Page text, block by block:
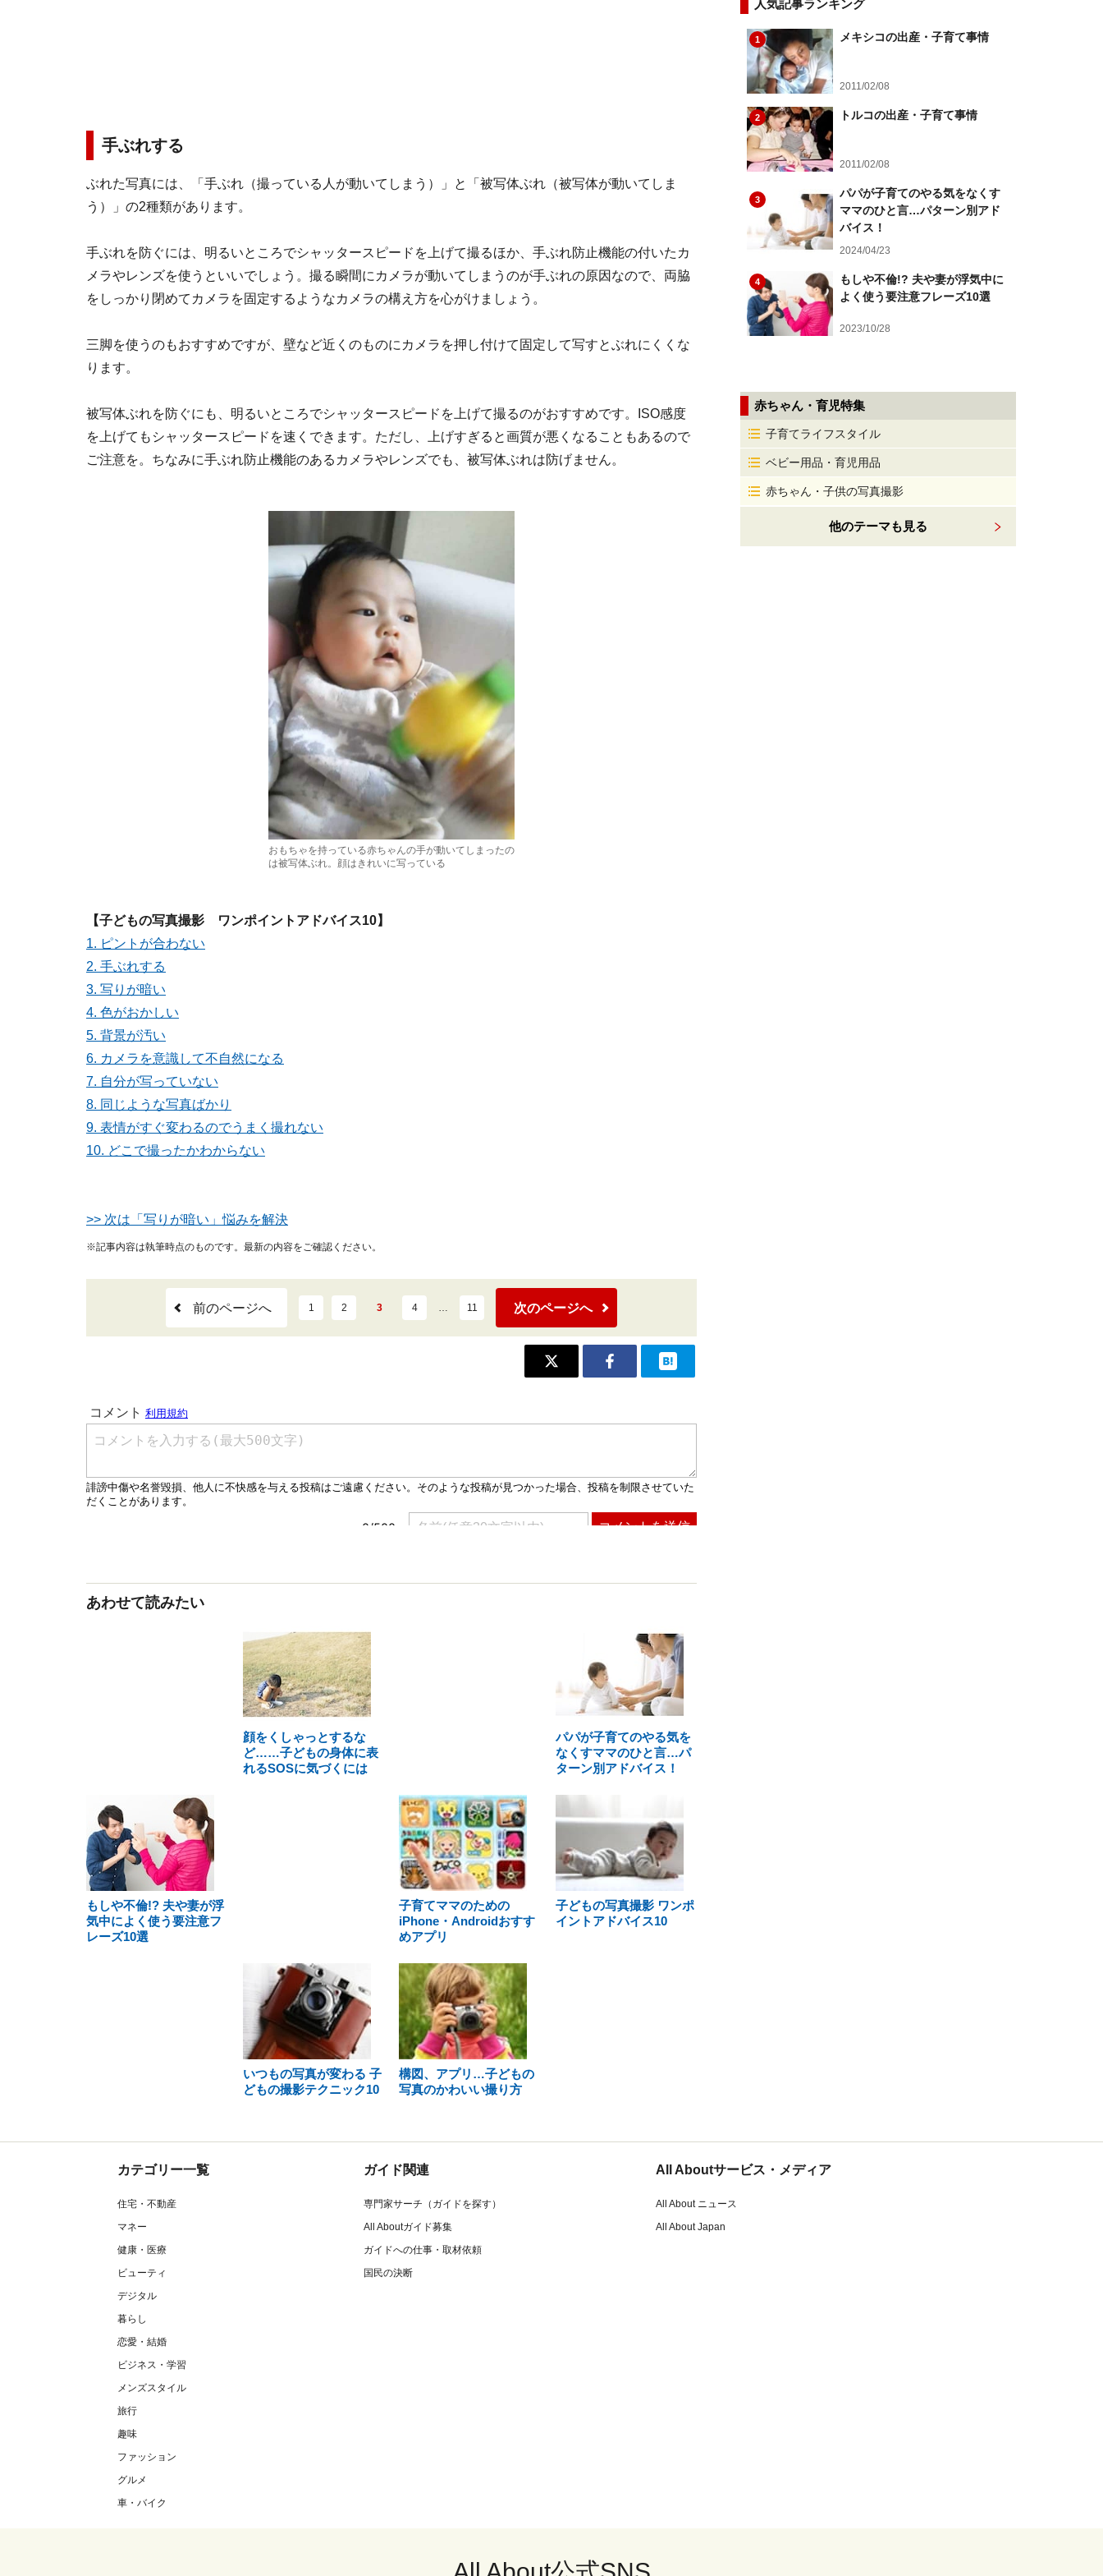
手ぶれする
ぶれた写真には、「手ぶれ（撮っている人が動いてしまう）」と「被写体ぶれ（被写体が動いてしま
う）」の2種類があります。
手ぶれを防ぐには、明るいところでシャッタースピードを上げて撮るほか、手ぶれ防止機能の付いたカ
メラやレンズを使うといいでしょう。撮る瞬間にカメラが動いてしまうのが手ぶれの原因なので、両脇
をしっかり閉めてカメラを固定するようなカメラの構え方を心がけましょう。
三脚を使うのもおすすめですが、壁など近くのものにカメラを押し付けて固定して写すとぶれにくくな
ります。
被写体ぶれを防ぐにも、明るいところでシャッタースピードを上げて撮るのがおすすめです。ISO感度
を上げてもシャッタースピードを速くできます。ただし、上げすぎると画質が悪くなることもあるので
ご注意を。ちなみに手ぶれ防止機能のあるカメラやレンズでも、被写体ぶれは防げません。
おもちゃを持っている赤ちゃんの手が動いてしまったの
は被写体ぶれ。顔はきれいに写っている
【子どもの写真撮影 ワンポイントアドバイス10】
1. ピントが合わない
2. 手ぶれする
3. 写りが暗い
4. 色がおかしい
5. 背景が汚い
6. カメラを意識して不自然になる
7. 自分が写っていない
8. 同じような写真ばかり
9. 表情がすぐ変わるのでうまく撮れない
10. どこで撮ったかわからない
>> 次は「写りが暗い」悩みを解決
※記事内容は執筆時点のものです。最新の内容をご確認ください。
前のページへ 1 2 3 4 … 11 次のページへ
あわせて読みたい
顔をくしゃっとするな
ど……子どもの身体に表
れるSOSに気づくには
パパが子育てのやる気を
なくすママのひと言…パ
ターン別アドバイス！
もしや不倫!? 夫や妻が浮
気中によく使う要注意フ
レーズ10選
子育てママのための
iPhone・Androidおすす
めアプリ
子どもの写真撮影 ワンポ
イントアドバイス10
いつもの写真が変わる 子
どもの撮影テクニック10
構図、アプリ…子どもの
写真のかわいい撮り方
人気記事ランキング
1 メキシコの出産・子育て事情
2011/02/08
2 トルコの出産・子育て事情
2011/02/08
3
パパが子育てのやる気をなくす
ママのひと言…パターン別アド
バイス！
2024/04/23
4
もしや不倫!? 夫や妻が浮気中に
よく使う要注意フレーズ10選
2023/10/28
赤ちゃん・育児特集
子育てライフスタイル
ベビー用品・育児用品
赤ちゃん・子供の写真撮影
他のテーマも見る
カテゴリー一覧
住宅・不動産
マネー
健康・医療
ビューティ
デジタル
暮らし
恋愛・結婚
ビジネス・学習
メンズスタイル
旅行
趣味
ファッション
グルメ
車・バイク
ガイド関連
専門家サーチ（ガイドを探す）
All Aboutガイド募集
ガイドへの仕事・取材依頼
国民の決断
All Aboutサービス・メディア
All About ニュース
All About Japan